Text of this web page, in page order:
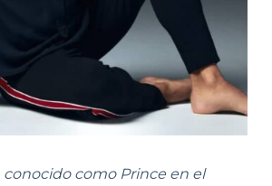
conocido como Prince en el